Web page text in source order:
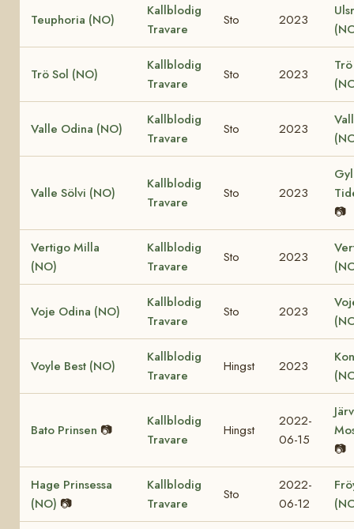
Teuphoria (NO)
Kallblodig
Travare
Sto 2023
Trö Sol (NO)
Kallblodig
Travare
Sto 2023
Valle Odina (NO)
Kallblodig
Travare
Sto 2023
Valle Sölvi (NO)
Kallblodig
Travare
Sto 2023
📷
Vertigo Milla
(NO)
Kallblodig
Travare
Sto 2023
Voje Odina (NO)
Kallblodig
Travare
Sto 2023
Voyle Best (NO)
Kallblodig
Travare
Hingst 2023
Bato Prinsen 📷
Kallblodig
Travare
Hingst
2022-
06-15
📷
Hage Prinsessa
(NO) 📷
Kallblodig
Travare
Sto
2022-
06-12